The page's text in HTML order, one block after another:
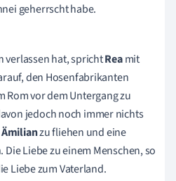
geherrscht habe.
verlassen hat, sprichtReamit
den Hosenfabrikanten
Rom vor dem Untergang zu
jedoch noch immer nichts
Ämilianzu fliehen und eine
Liebe zu einem Menschen, so
Liebe zum Vaterland.